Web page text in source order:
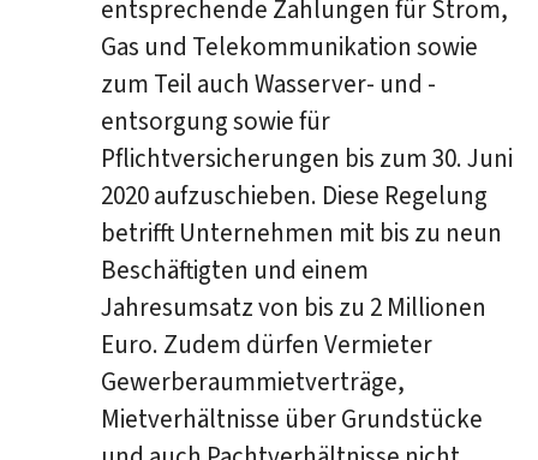
entsprechende Zahlungen für Strom,
Gas und Telekommunikation sowie
zum Teil auch Wasserver- und -
entsorgung sowie für
Pflichtversicherungen bis zum 30. Juni
2020 aufzuschieben. Diese Regelung
betrifft Unternehmen mit bis zu neun
Beschäftigten und einem
Jahresumsatz von bis zu 2 Millionen
Euro. Zudem dürfen Vermieter
Gewerberaummietverträge,
Mietverhältnisse über Grundstücke